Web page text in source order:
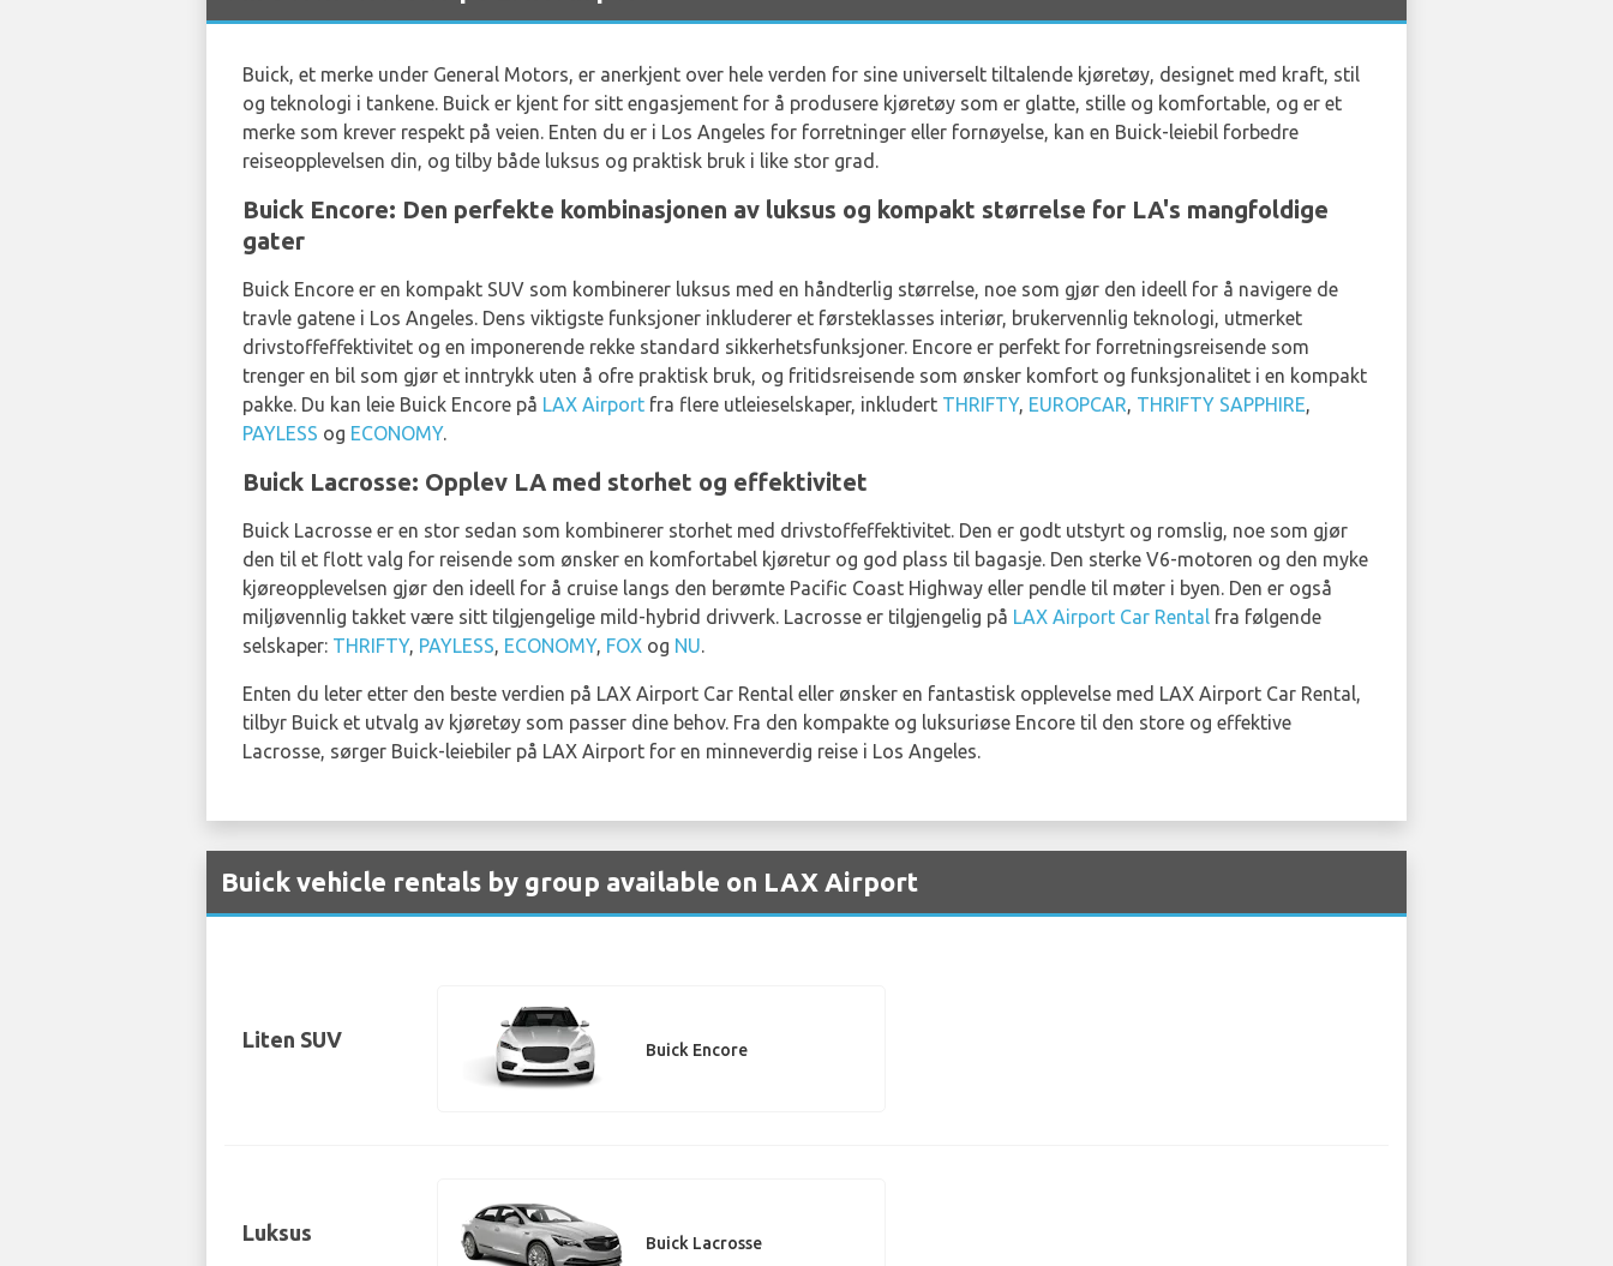
Buick, et merke under General Motors, er anerkjent over hele verden for sine universelt tiltalende kjøretøy, designet med kraft, stil
og teknologi i tankene. Buick er kjent for sitt engasjement for å produsere kjøretøy som er glatte, stille og komfortable, og er et
merke som krever respekt på veien. Enten du er i Los Angeles for forretninger eller fornøyelse, kan en Buick-leiebil forbedre
reiseopplevelsen din, og tilby både luksus og praktisk bruk i like stor grad.
Buick Encore: Den perfekte kombinasjonen av luksus og kompakt størrelse for LA's mangfoldige
gater
Buick Encore er en kompakt SUV som kombinerer luksus med en håndterlig størrelse, noe som gjør den ideell for å navigere de
travle gatene i Los Angeles. Dens viktigste funksjoner inkluderer et førsteklasses interiør, brukervennlig teknologi, utmerket
drivstoffeffektivitet og en imponerende rekke standard sikkerhetsfunksjoner. Encore er perfekt for forretningsreisende som
trenger en bil som gjør et inntrykk uten å ofre praktisk bruk, og fritidsreisende som ønsker komfort og funksjonalitet i en kompakt
pakke. Du kan leie Buick Encore på LAX Airport fra flere utleieselskaper, inkludert THRIFTY, EUROPCAR, THRIFTY SAPPHIRE,
PAYLESS og ECONOMY.
Buick Lacrosse: Opplev LA med storhet og effektivitet
Buick Lacrosse er en stor sedan som kombinerer storhet med drivstoffeffektivitet. Den er godt utstyrt og romslig, noe som gjør
den til et flott valg for reisende som ønsker en komfortabel kjøretur og god plass til bagasje. Den sterke V6-motoren og den myke
kjøreopplevelsen gjør den ideell for å cruise langs den berømte Pacific Coast Highway eller pendle til møter i byen. Den er også
miljøvennlig takket være sitt tilgjengelige mild-hybrid drivverk. Lacrosse er tilgjengelig på LAX Airport Car Rental fra følgende
selskaper: THRIFTY, PAYLESS, ECONOMY, FOX og NU.
Enten du leter etter den beste verdien på LAX Airport Car Rental eller ønsker en fantastisk opplevelse med LAX Airport Car Rental,
tilbyr Buick et utvalg av kjøretøy som passer dine behov. Fra den kompakte og luksuriøse Encore til den store og effektive
Lacrosse, sørger Buick-leiebiler på LAX Airport for en minneverdig reise i Los Angeles.
Buick vehicle rentals by group available on LAX Airport
Liten SUV Buick Encore
Luksus Buick Lacrosse